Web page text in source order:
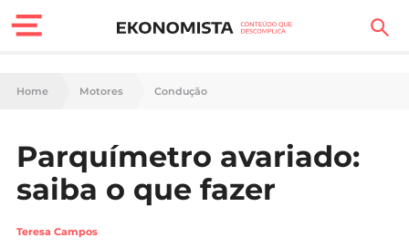
Finanças Pessoais
Carreira
Home Motores Condução
Parquímetro avariado:
saiba o que fazer
Teresa Campos